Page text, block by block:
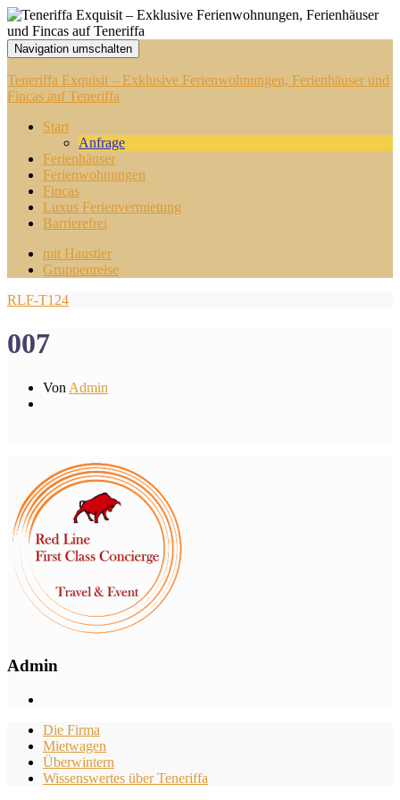
Navigation umschalten
Teneriffa Exquisit – Exklusive Ferienwohnungen, Ferienhäuser und
Fincas auf Teneriffa
Start
Anfrage
Ferienhäuser
Ferienwohnungen
Fincas
Luxus Ferienvermietung
Barrierefrei
mit Haustier
Gruppenreise
RLF-T124
007
Von Admin
Admin
Die Firma
Mietwagen
Überwintern
Wissenswertes über Teneriffa